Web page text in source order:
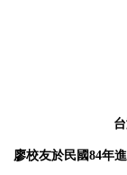
廖校友於民國84年